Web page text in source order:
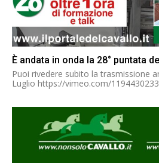
È andata in onda la 28° puntata
Puoi rivedere subito la trasmissione